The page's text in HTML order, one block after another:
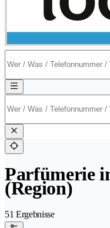
Parfümerie
(Region)
51 Ergebnisse